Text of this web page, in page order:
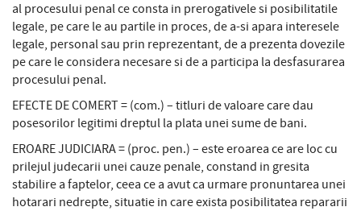
al procesului penal ce consta in prerogativele si posibilitatile
legale, pe care le au partile in proces, de a-si apara interesele
legale, personal sau prin reprezentant, de a prezenta dovezile
pe care le considera necesare si de a participa la desfasurarea
procesului penal.
EFECTE DE COMERT = (com.) – titluri de valoare care dau
posesorilor legitimi dreptul la plata unei sume de bani.
EROARE JUDICIARA = (proc. pen.) – este eroarea ce are loc cu
prilejul judecarii unei cauze penale, constand in gresita
stabilire a faptelor, ceea ce a avut ca urmare pronuntarea unei
hotarari nedrepte, situatie in care exista posibilitatea repararii